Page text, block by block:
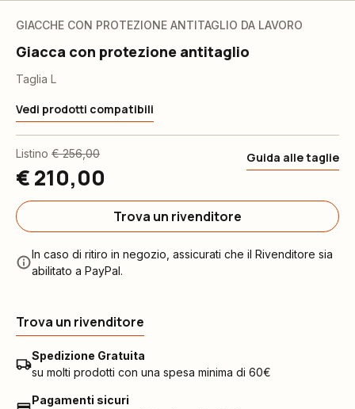
GIACCHE CON PROTEZIONE ANTITAGLIO DA LAVORO
Giacca con protezione antitaglio
Taglia L
Vedi prodotti compatibili
Listino € 256,00
€ 210,00
Guida alle taglie
Trova un rivenditore
In caso di ritiro in negozio, assicurati che il Rivenditore sia
abilitato a PayPal.
Trova un rivenditore
Spedizione Gratuita
su molti prodotti con una spesa minima di 60€
Pagamenti sicuri